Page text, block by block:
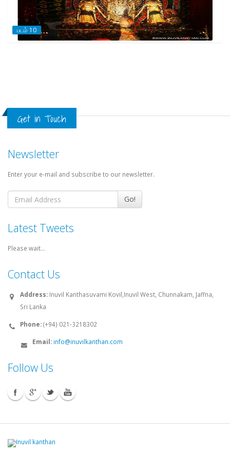
படம் 10
Get in Touch
Newsletter
Enter your e-mail and subscribe to our newsletter.
Go!
Latest Tweets
Please wait...
Contact Us
Address: Inuvil Kanthasuvami Kovil,Inuvil West, Chunnakam, Jaffna,
Sri Lanka
Phone:(+94) 021-3218302
Email: info@inuvilkanthan.com
Follow Us